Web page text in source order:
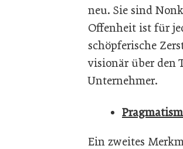
neu. Sie sind
Offenheit ist für
schöpferische
visionär über den
Unternehmer.
Ein zweites